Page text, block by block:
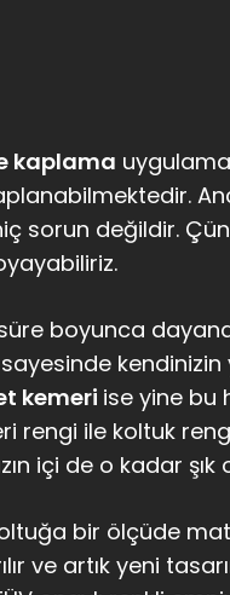
kaplama
sorun değildir.
boyunca
kendinizin
kemeri ise yine bu
rengi ile koltuk
içi de o kadar şık
bir ölçüde
ve artık yeni